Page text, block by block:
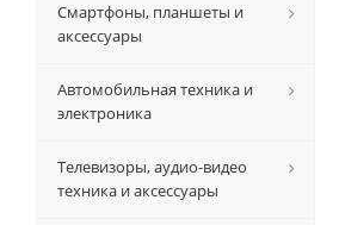
Смартфоны, планшеты и
аксессуары
Автомобильная техника и
электроника
Телевизоры, аудио-видео
техника и аксессуары